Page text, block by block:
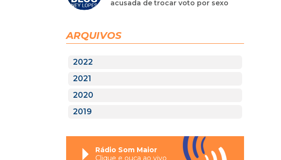
acusada de trocar voto por sexo
ARQUIVOS
2022
2021
2020
2019
Rádio Som Maior
Clique e ouça ao vivo